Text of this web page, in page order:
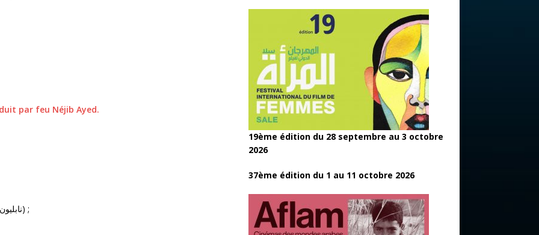
par feu Néjib Ayed.
Napoléon wal Mahroussa (نابليون و المحروسة) ;
19ème édition du 28 septembre au 3 octobre
2026
37ème édition du 1 au 11 octobre 2026